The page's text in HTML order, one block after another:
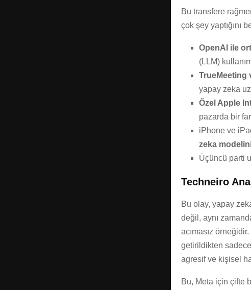
Bu transfere
çok şey yaptığını
OpenAI ile
(LLM)
TrueMeeting
yapay zeka
Özel Apple
pazarda bir
iPhone ve
zeka
Üçüncü parti
Techneiro
Bu olay, yapay
değil, aynı
acımasız
getirildikten
agresif ve kişisel
Bu, Meta için çifte